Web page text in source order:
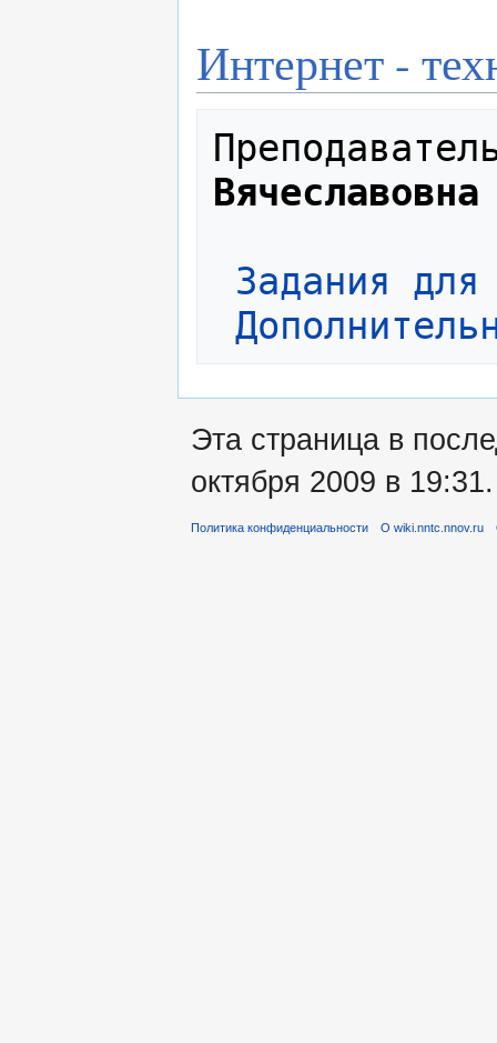
Интернет -
Вячеславовна
Задания для
Эта страница в
октября 2009 в 19:31.
Политика конфиденциальности О wiki.nntc.nnov.ru